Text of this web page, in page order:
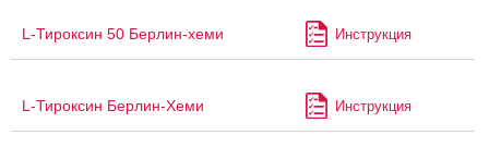
L-Тироксин 50 Берлин-хеми Инструкция
L-Тироксин Берлин-Хеми Инструкция